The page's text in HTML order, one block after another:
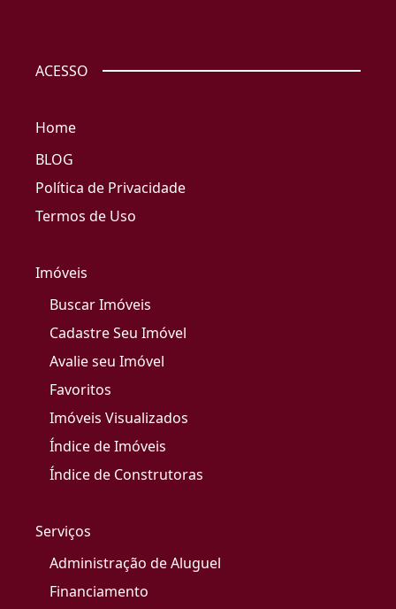
ACESSO
Home
BLOG
Política de Privacidade
Termos de Uso
Imóveis
Buscar Imóveis
Cadastre Seu Imóvel
Avalie seu Imóvel
Favoritos
Imóveis Visualizados
Índice de Imóveis
Índice de Construtoras
Serviços
Administração de Aluguel
Financiamento